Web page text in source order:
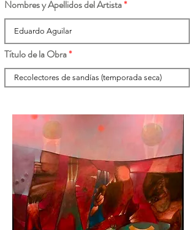
Nombres y Apellidos del Artista
Título de la Obra